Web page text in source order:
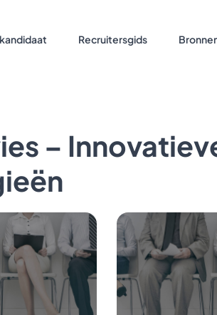
kandidaat Recruitersgids
–